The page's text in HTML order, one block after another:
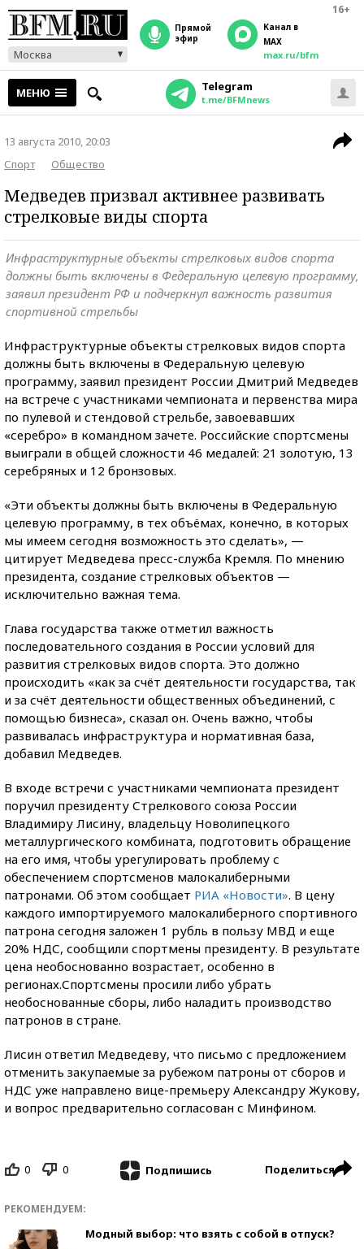
16+
Москва
прямой
эфир
Канал в
MAX
max.ru/bfm
МЕНЮ Telegram
t.me/BFMnews
13 августа 2010, 20:03
Спорт
Общество
Медведев призвал активнее развивать
стрелковые виды спорта
Инфраструктурные объекты стрелковых видов спорта
должны быть включены в Федеральную целевую программу,
заявил президент РФ и подчеркнул важность развития
спортивной стрельбы
Инфраструктурные объекты стрелковых видов спорта
должны быть включены в Федеральную целевую
программу, заявил президент России Дмитрий Медведев
на встрече с участниками чемпионата и первенства мира
по пулевой и стендовой стрельбе, завоевавших
«серебро» в командном зачете. Российские спортсмены
выиграли в общей сложности 46 медалей: 21 золотую, 13
серебряных и 12 бронзовых.
«Эти объекты должны быть включены в Федеральную
целевую программу, в тех объёмах, конечно, в которых
мы имеем сегодня возможность это сделать», —
цитирует Медведева пресс-служба Кремля. По мнению
президента, создание стрелковых объектов —
исключительно важная тема.
Глава государства также отметил важность
последовательного создания в России условий для
развития стрелковых видов спорта. Это должно
происходить «как за счёт деятельности государства, так
и за счёт деятельности общественных объединений, с
помощью бизнеса», сказал он. Очень важно, чтобы
развивалась инфраструктура и нормативная база,
добавил Медведев.
В входе встречи с участниками чемпионата президент
поручил президенту Стрелкового союза России
Владимиру Лисину, владельцу Новолипецкого
металлургического комбината, подготовить обращение
на его имя, чтобы урегулировать проблему с
обеспечением спортсменов малокалиберными
патронами. Об этом сообщает РИА «Новости». В цену
каждого импортируемого малокалиберного спортивного
патрона сегодня заложен 1 рубль в пользу МВД и еще
20% НДС, сообщили спортмены президенту. В результате
цена необоснованно возрастает, особенно в
регионах.Спортсмены просили либо убрать
необоснованные сборы, либо наладить производство
патронов в стране.
Лисин ответил Медведеву, что письмо с предложением
отменить закупаемые за рубежом патроны от сборов и
НДС уже направлено вице-премьеру Александру Жукову,
и вопрос предварительно согласован с Минфином.
0 0 Подпишись Поделиться
РЕКОМЕНДУЕМ:
Модный выбор: что взять с собой в отпуск?